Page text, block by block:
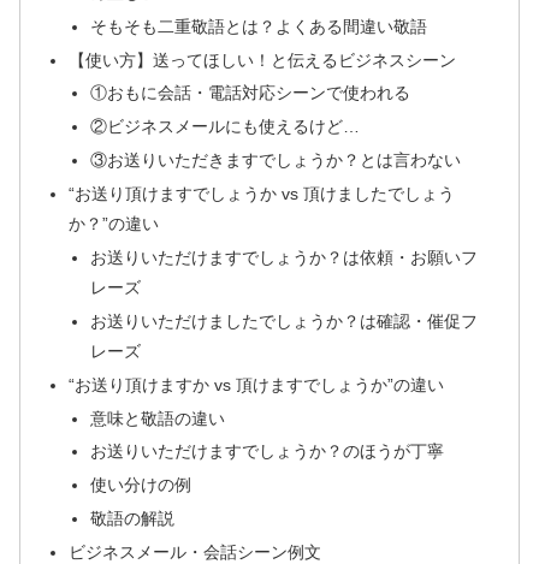
そもそも二重敬語とは？よくある間違い敬語
【使い方】送ってほしい！と伝えるビジネスシーン
①おもに会話・電話対応シーンで使われる
②ビジネスメールにも使えるけど…
③お送りいただきますでしょうか？とは言わない
“お送り頂けますでしょうか vs 頂けましたでしょう
か？”の違い
お送りいただけますでしょうか？は依頼・お願いフ
レーズ
お送りいただけましたでしょうか？は確認・催促フ
レーズ
“お送り頂けますか vs 頂けますでしょうか”の違い
意味と敬語の違い
お送りいただけますでしょうか？のほうが丁寧
使い分けの例
敬語の解説
ビジネスメール・会話シーン例文